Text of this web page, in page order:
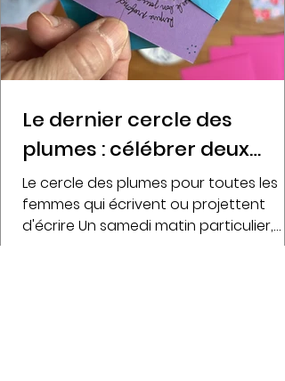
Le dernier cercle des
plumes : célébrer deux
années d'écriture au
féminin
Le cercle des plumes pour toutes les
femmes qui écrivent ou projettent
d'écrire Un samedi matin particulier,
empreint d'émotion, pour clôturer